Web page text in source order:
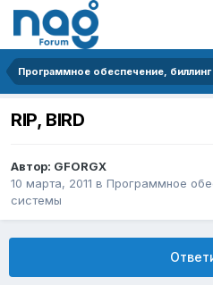
Программное обеспечение,
RIP, BIRD
Автор: GFORGX
10 марта, 2011 в Программное
системы